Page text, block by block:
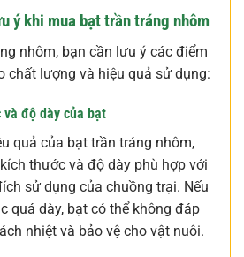
ý khi mua bạt trần tráng nhôm
nhôm, bạn cần lưu ý các điểm
chất lượng và hiệu quả sử dụng:
độ dày của bạt
quả của bạt trần tráng nhôm,
thước và độ dày phù hợp với
sử dụng của chuồng trại. Nếu
quá dày, bạt có thể không đáp
nhiệt và bảo vệ cho vật nuôi.